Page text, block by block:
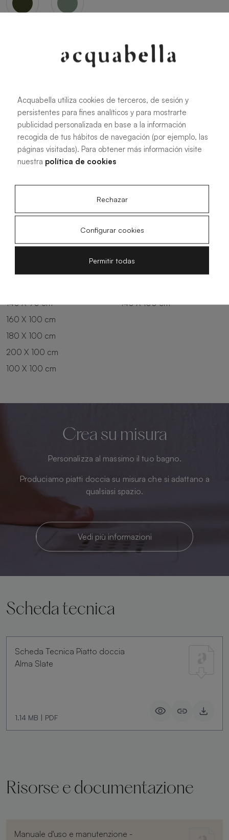
Tutte le misure
100 X 70 cm
140 X 70 cm
200 X 70 cm
120 X 80 cm
140 X 80 cm
140 X 90 cm
140 X 100 cm
160 X 100 cm
180 X 100 cm
200 X 100 cm
100 X 100 cm
Crea su misura
Personalizza al massimo il tuo bagno.
Produciamo piatti doccia su misura che si adattano a
qualsiasi spazio.
Vedi più informazioni
Scheda tecnica
Scheda Tecnica Piatto doccia
Alma Slate
1.14 MB | PDF
Risorse e documentazione
Manuale d'uso e manutenzione -
Acquabella utiliza cookies de terceros, de sesión y
persistentes para fines analíticos y para mostrarte
publicidad personalizada en base a la información
recogida de tus hábitos de navegación (por ejemplo, las
páginas visitadas). Para obtener más información visite
nuestra política de cookies
Rechazar
Configurar cookies
Permitir todas